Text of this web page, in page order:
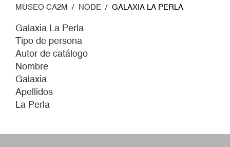
MUSEO CA2M NODE GALAXIA LA PERLA
Galaxia La Perla
Tipo de persona
Autor de catálogo
Nombre
Galaxia
Apellidos
La Perla